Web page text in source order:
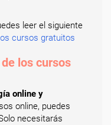
leer el siguiente
cursos gratuitos
los cursos
online y
online, puedes
necesitarás